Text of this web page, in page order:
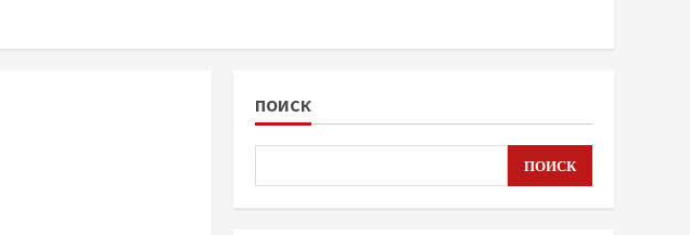
ПОИСК
ПОИСК